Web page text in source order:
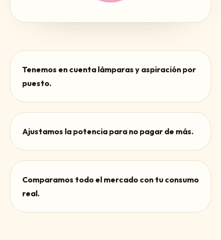
Tenemos en cuenta lámparas y aspiración por
puesto.
Ajustamos la potencia para no pagar de más.
Comparamos todo el mercado con tu consumo
real.